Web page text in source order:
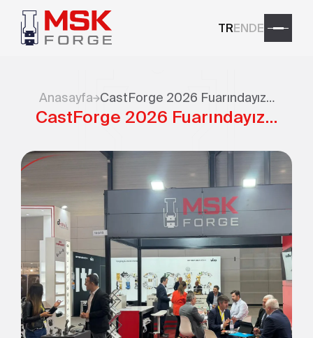
TRENDE
Anasayfa CastForge 2026 Fuarındayız…
CastForge 2026 Fuarındayız…